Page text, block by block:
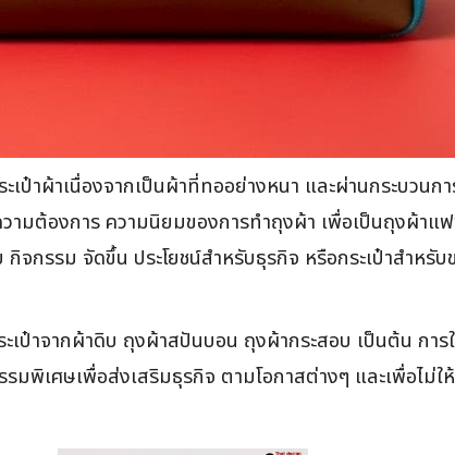
เป๋าผ้าเนื่องจากเป็นผ้าที่ทออย่างหนา และผ่านกระบวนก
มต้องการ ความนิยมของการทำถุงผ้า เพื่อเป็นถุงผ้า
รรม จัดขึ้น ประโยชน์สำหรับธุรกิจ หรือกระเป๋าสำหรับ
เป๋าจากผ้าดิบ ถุงผ้าสปันบอน ถุงผ้ากระสอบ เป็นต้น การ
พิเศษเพื่อส่งเสริมธุรกิจ ตามโอกาสต่างๆ และเพื่อไม่